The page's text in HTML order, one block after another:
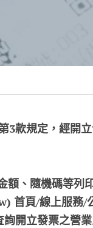
3款規定，經開
額、隨機碼等列
首頁/線上服務/
開立發票之營